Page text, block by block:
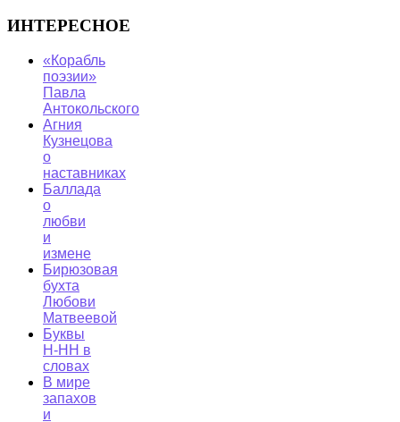
ИНТЕРЕСНОЕ
«Корабль
поэзии»
Павла
Антокольского
Агния
Кузнецова
о
наставниках
Баллада
о
любви
и
измене
Бирюзовая
бухта
Любови
Матвеевой
Буквы
Н-НН в
словах
В мире
запахов
и